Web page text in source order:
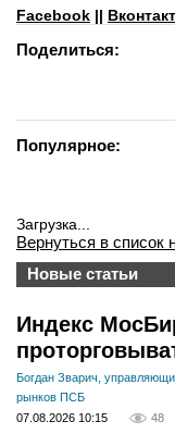
Facebook ||
Поделиться:
Популярное:
Загрузка...
Вернуться в список
Новые статьи
Индекс
Богдан Зварич,
рынков ПСБ
07.08.2026 10:15
48